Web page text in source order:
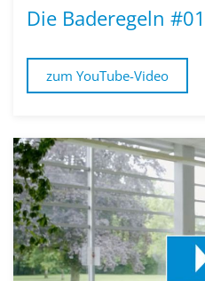
Die Baderegeln #01
zum YouTube-Video